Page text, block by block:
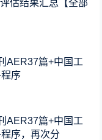
估结果汇总【全部
AER37篇+中国工
序
AER37篇+中国工
序，再次分